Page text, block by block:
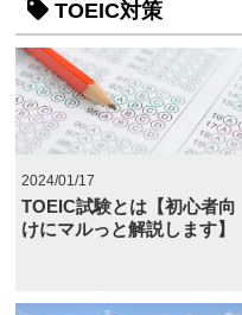
TOEIC対策
2024/01/17
TOEIC試験とは【初心者向
けにマルっと解説します】